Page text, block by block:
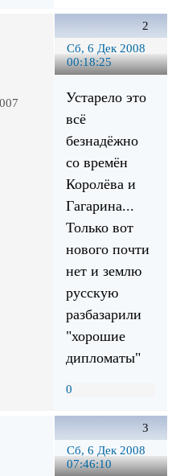
2
Сб, 6 Дек 2008
00:18:25
Устарело это
всё
безнадёжно
со времён
Королёва и
Гагарина...
Только вот
нового почти
нет и землю
русскую
разбазарили
"хорошие
дипломаты"
0
3
Сб, 6 Дек 2008
07:46:10